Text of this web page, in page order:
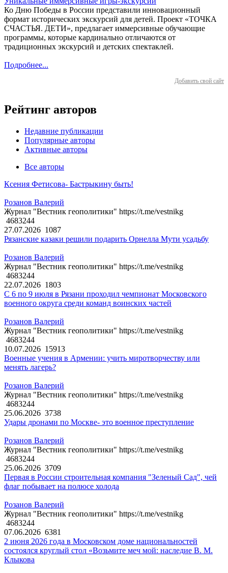
Ко Дню Победы в России представили инновационный
формат исторических экскурсий для детей. Проект «ТОЧКА
СЧАСТЬЯ. ДЕТИ», предлагает иммерсивные обучающие
программы, которые кардинально отличаются от
традиционных экскурсий и детских спектаклей.
Подробнее...
Добавить свой сайт
Рейтинг авторов
Недавние публикации
Популярные авторы
Активные авторы
Все авторы
Ксения Фетисова- Бастрыкину быть!
Розанов Валерий
Журнал "Вестник геополитики" https://t.me/vestnikg
4683244
27.07.2026 1087
Рязанские казаки решили подарить Орнелла Мути усадьбу
Розанов Валерий
Журнал "Вестник геополитики" https://t.me/vestnikg
4683244
22.07.2026 1803
С 6 по 9 июля в Рязани проходил чемпионат Московского
военного округа среди команд воинских частей
Розанов Валерий
Журнал "Вестник геополитики" https://t.me/vestnikg
4683244
10.07.2026 15913
Военные учения в Армении: учить миротворчеству или
менять лагерь?
Розанов Валерий
Журнал "Вестник геополитики" https://t.me/vestnikg
4683244
25.06.2026 3738
Удары дронами по Москве- это военное преступление
Розанов Валерий
Журнал "Вестник геополитики" https://t.me/vestnikg
4683244
25.06.2026 3709
Первая в России строительная компания "Зеленый Сад", чей
флаг побывает на полюсе холода
Розанов Валерий
Журнал "Вестник геополитики" https://t.me/vestnikg
4683244
07.06.2026 6381
2 июня 2026 года в Московском доме национальностей
состоялся круглый стол «Возьмите меч мой: наследие В. М.
Клыкова